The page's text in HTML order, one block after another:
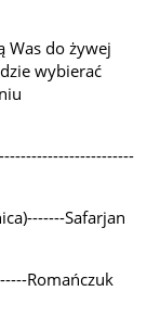
Was do żywej
wybierać
Safarjan
Romańczuk